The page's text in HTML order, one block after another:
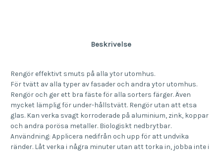
Beskrivelse
Rengör effektivt smuts på alla ytor utomhus.
För tvätt av alla typer av fasader och andra ytor utomhus.
Rengör och ger ett bra fäste för alla sorters färger. Även
mycket lämplig för under-hållstvätt. Rengör utan att etsa
glas. Kan verka svagt korroderade på aluminium, zink, koppar
och andra porösa metaller. Biologiskt nedbrytbar.
Användning: Applicera nedifrån och upp för att undvika
ränder. Låt verka i några minuter utan att torka in, jobba inte i